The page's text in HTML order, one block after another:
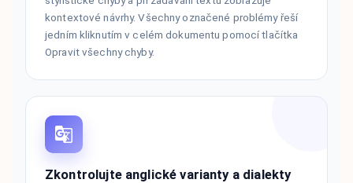
kontextové návrhy. Všechny označené problémy řeší
jedním kliknutím v celém dokumentu pomocí tlačítka
Opravit všechny chyby.
Zkontrolujte anglické varianty a dialekty